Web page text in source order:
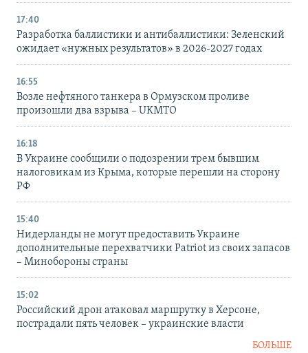
17:40
Разработка баллистики и антибаллистики: Зеленский
ожидает «нужных результатов» в 2026-2027 годах
16:55
Возле нефтяного танкера в Ормузском проливе
произошли два взрыва – UKMTO
16:18
В Украине сообщили о подозрении трем бывшим
налоговикам из Крыма, которые перешли на сторону
РФ
15:40
Нидерланды не могут предоставить Украине
дополнительные перехватчики Patriot из своих запасов
– Минобороны страны
15:02
Российский дрон атаковал маршрутку в Херсоне,
пострадали пять человек – украинские власти
БОЛЬШЕ